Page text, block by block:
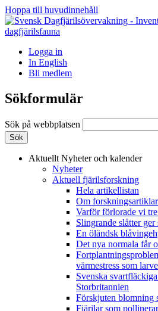
Hoppa till huvudinnehåll
Logga in
In English
Bli medlem
Sökformulär
Sök på webbplatsen
Aktuellt Nyheter och kalender
Nyheter
Aktuell fjärilsforskning
Hela artikellistan
Om
Varför förlorade vi
Slingrande slåtter
En öländsk
Det nya normala får
värmestress som
Svenska
Storbritannien
Förskjuten blomning
Fjärilar som